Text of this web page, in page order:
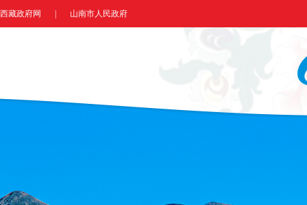
西藏政府网 山南市人民政府